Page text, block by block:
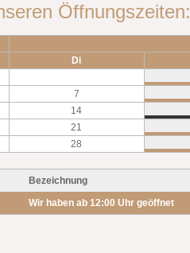
Öffnungszeiten:
Di
7
14
21
28
Bezeichnung
Wir haben ab 12:00 Uhr geöffnet